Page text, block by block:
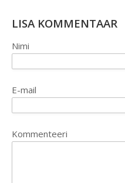
LISA KOMMENTAAR
Nimi
E-mail
Kommenteeri